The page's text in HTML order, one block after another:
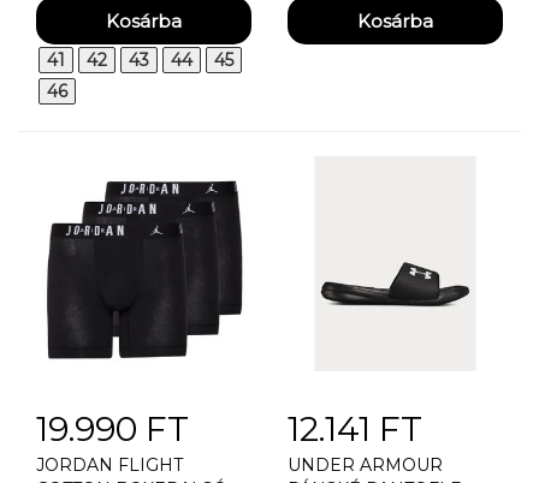
41 42 43 44
45
46
19.990 FT
JORDAN FLIGHT
12.141 FT
UNDER ARMOUR